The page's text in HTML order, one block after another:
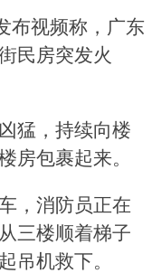
布视频称，广东
民房突发火
猛，持续向楼
房包裹起来。
，消防员正在
三楼顺着梯子
吊机救下。